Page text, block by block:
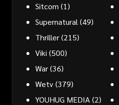
Sitcom (1)
Supernatural (49)
Thriller(215)
Viki (500)
War(36)
Wetv(379)
YOUHUG MEDIA (2)